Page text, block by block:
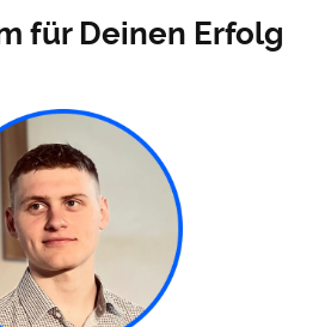
für Deinen Erfolg